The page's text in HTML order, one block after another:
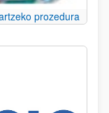
prozedura